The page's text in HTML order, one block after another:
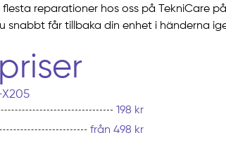
reparationer hos oss på TekniCare
får tillbaka din enhet i händerna
198 kr
från 498 kr